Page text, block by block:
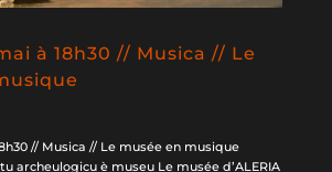
à 18h30 // Musica // Le
// Musica // Le musée en musique
archeulogicu è museu Le musée d’ALERIA